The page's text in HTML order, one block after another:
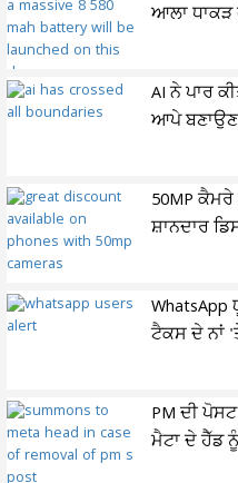
ਆਲਾ ਧਾਕੜ
AI ਨੇ ਪਾਰ
ਆਪੇ ਬਣਾਉਣ
50MP
ਸ਼ਾਨਦਾਰ
ਟੈਕਸ ਦੇ ਨਾਂ
PM ਦੀ
ਮੈਟਾ ਦੇ ਹੈੱਡ